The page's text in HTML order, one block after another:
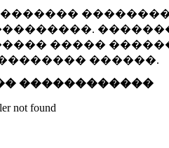
�����
������.
������������
not found